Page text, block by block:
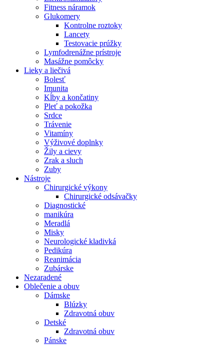
Fitness náramok
Glukomery
Kontrolne roztoky
Lancety
Testovacie prúžky
Lymfodrenážne prístroje
Masážne pomôcky
Lieky a liečivá
Bolesť
Imunita
Kĺby a končatiny
Pleť a pokožka
Srdce
Trávenie
Vitamíny
Výživové doplnky
Žily a cievy
Zrak a sluch
Zuby
Nástroje
Chirurgické výkony
Chirurgické odsávačky
Diagnostické
manikúra
Meradlá
Misky
Neurologické kladivká
Pedikúra
Reanimácia
Zubárske
Nezaradené
Oblečenie a obuv
Dámske
Blúzky
Zdravotná obuv
Detské
Zdravotná obuv
Pánske